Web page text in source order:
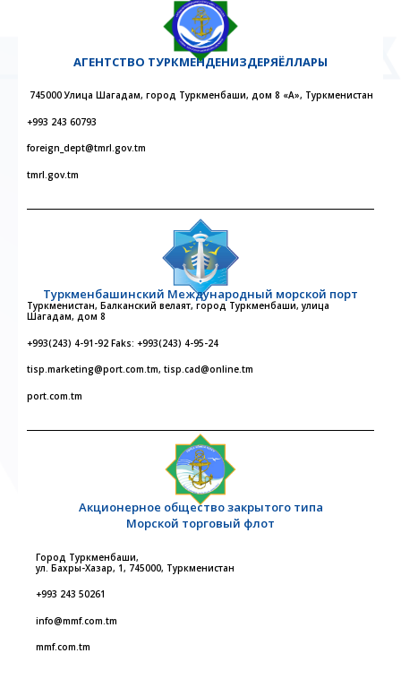
АГЕНТСТВО ТУРКМЕНДЕНИЗДЕРЯЁЛЛАРЫ
745000 Улица Шагадам, город Туркменбаши, дом 8 «А», Туркменистан
+993 243 60793
foreign_dept@tmrl.gov.tm
tmrl.gov.tm
Туркменбашинский Международный морской порт
Туркменистан, Балканский велаят, город Туркменбаши, улица
Шагадам, дом 8
+993(243) 4-91-92 Faks: +993(243) 4-95-24
tisp.marketing@port.com.tm, tisp.cad@online.tm
port.com.tm
Акционерное общество закрытого типа
Морской торговый флот
Город Туркменбаши,
ул. Бахры-Хазар, 1, 745000, Туркменистан
+993 243 50261
info@mmf.com.tm
mmf.com.tm